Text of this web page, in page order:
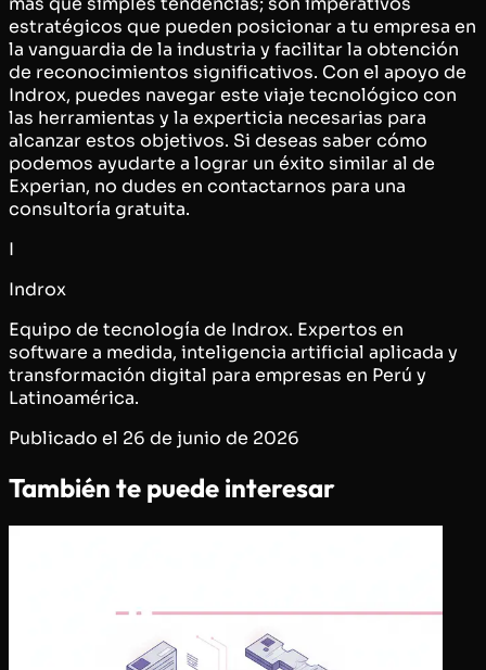
estratégicos que pueden posicionar a tu empresa en
la vanguardia de la industria y facilitar la obtención
de reconocimientos significativos. Con el apoyo de
Indrox, puedes navegar este viaje tecnológico con
las herramientas y la experticia necesarias para
alcanzar estos objetivos. Si deseas saber cómo
podemos ayudarte a lograr un éxito similar al de
Experian, no dudes en contactarnos para una
consultoría gratuita.
I
Indrox
Equipo de tecnología de Indrox. Expertos en
software a medida, inteligencia artificial aplicada y
transformación digital para empresas en Perú y
Latinoamérica.
Publicado el 26 de junio de 2026
También te puede interesar